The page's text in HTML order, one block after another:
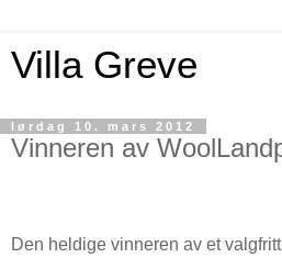
Villa Greve
lørdag 10. mars 2012
Vinneren av
Den heldige vinneren av et